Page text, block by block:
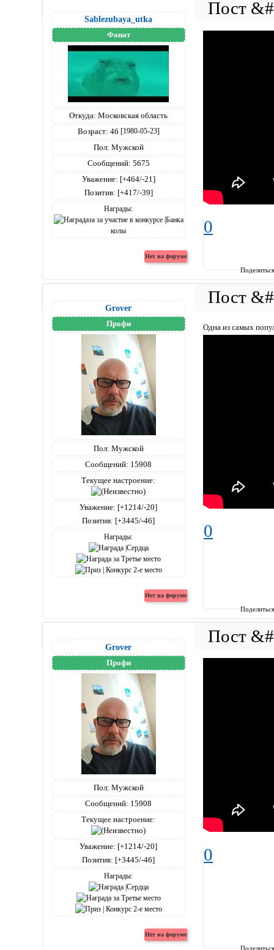
Sablezubaya_utka
Фанат
Откуда: Московская область
Возраст: 46 [1980-05-23]
Пол: Мужской
Сообщений: 5675
Уважение: [+464/-21]
Позитив: [+417/-39]
Награды:
0
Grover
Профи
Пол: Мужской
Сообщений: 15908
Текущее настроение:
Уважение: [+1214/-20]
Позитив: [+3445/-46]
Награды:
Одна из самых
0
Grover
Профи
Пол: Мужской
Сообщений: 15908
Текущее настроение:
Уважение: [+1214/-20]
Позитив: [+3445/-46]
Награды:
0